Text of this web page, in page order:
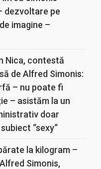
dezvoltare pe
imagine –
Nica, contestă
de Alfred Simonis:
– nu poate fi
– asistăm la un
doar
“sexy“
la kilogram –
Simonis,